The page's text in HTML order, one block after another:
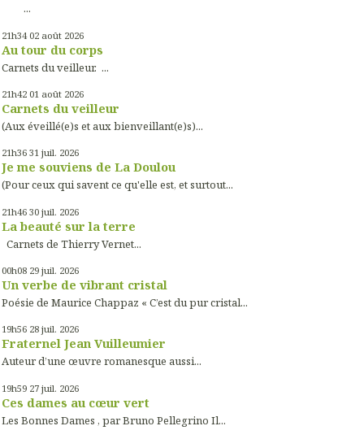
...
21h34 02 août 2026
Au tour du corps
Carnets du veilleur. ...
21h42 01 août 2026
Carnets du veilleur
(Aux éveillé(e)s et aux bienveillant(e)s)...
21h36 31 juil. 2026
Je me souviens de La Doulou
(Pour ceux qui savent ce qu'elle est, et surtout...
21h46 30 juil. 2026
La beauté sur la terre
Carnets de Thierry Vernet...
00h08 29 juil. 2026
Un verbe de vibrant cristal
Poésie de Maurice Chappaz « C’est du pur cristal...
19h56 28 juil. 2026
Fraternel Jean Vuilleumier
Auteur d’une œuvre romanesque aussi...
19h59 27 juil. 2026
Ces dames au cœur vert
Les Bonnes Dames , par Bruno Pellegrino Il...